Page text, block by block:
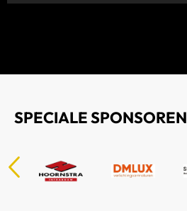
SPECIALE SPONSOREN